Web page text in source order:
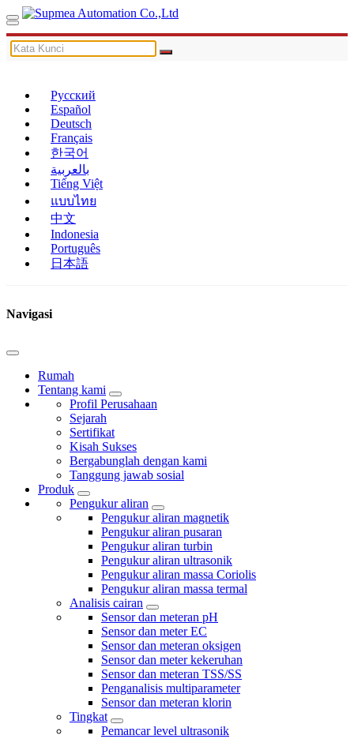
Русский
Español
Deutsch
Français
한국어
بالعربية
Tiếng Việt
แบบไทย
中文
Indonesia
Português
日本語
Navigasi
Rumah
Tentang kami
Profil Perusahaan
Sejarah
Sertifikat
Kisah Sukses
Bergabunglah dengan kami
Tanggung jawab sosial
Produk
Pengukur aliran
Pengukur aliran magnetik
Pengukur aliran pusaran
Pengukur aliran turbin
Pengukur aliran ultrasonik
Pengukur aliran massa Coriolis
Pengukur aliran massa termal
Analisis cairan
Sensor dan meteran pH
Sensor dan meter EC
Sensor dan meteran oksigen
Sensor dan meter kekeruhan
Sensor dan meteran TSS/SS
Penganalisis multiparameter
Sensor dan meteran klorin
Tingkat
Pemancar level ultrasonik